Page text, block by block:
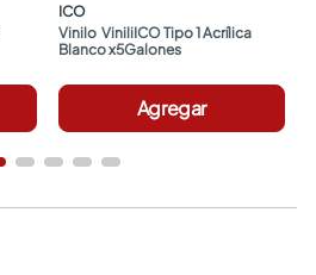
ICO
Vinilo  ViniliICO Tipo 1 Acrílica
Blanco x5Galones
Agregar